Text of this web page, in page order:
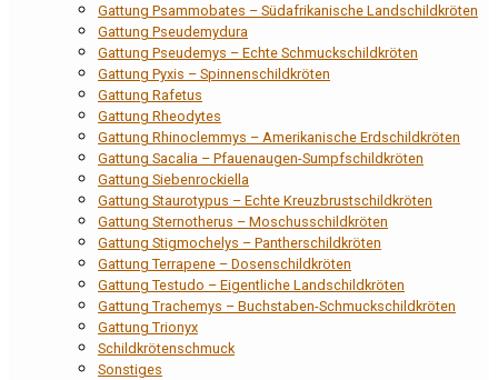
Gattung Psammobates – Südafrikanische Landschildkröten
Gattung Pseudemydura
Gattung Pseudemys – Echte Schmuckschildkröten
Gattung Pyxis – Spinnenschildkröten
Gattung Rafetus
Gattung Rheodytes
Gattung Rhinoclemmys – Amerikanische Erdschildkröten
Gattung Sacalia – Pfauenaugen-Sumpfschildkröten
Gattung Siebenrockiella
Gattung Staurotypus – Echte Kreuzbrustschildkröten
Gattung Sternotherus – Moschusschildkröten
Gattung Stigmochelys – Pantherschildkröten
Gattung Terrapene – Dosenschildkröten
Gattung Testudo – Eigentliche Landschildkröten
Gattung Trachemys – Buchstaben-Schmuckschildkröten
Gattung Trionyx
Schildkrötenschmuck
Sonstiges